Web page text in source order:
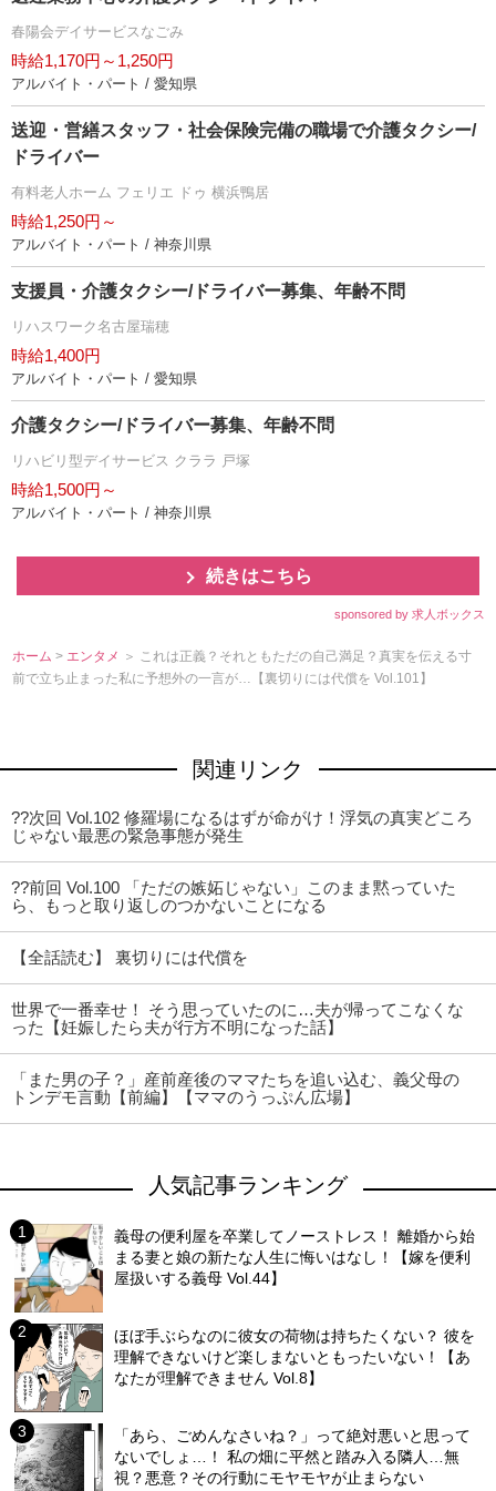
春陽会デイサービスなごみ
時給1,170円～1,250円
アルバイト・パート / 愛知県
送迎・営繕スタッフ・社会保険完備の職場で介護タクシー/
ドライバー
有料老人ホーム フェリエ ドゥ 横浜鴨居
時給1,250円～
アルバイト・パート / 神奈川県
支援員・介護タクシー/ドライバー募集、年齢不問
リハスワーク名古屋瑞穂
時給1,400円
アルバイト・パート / 愛知県
介護タクシー/ドライバー募集、年齢不問
リハビリ型デイサービス クララ 戸塚
時給1,500円～
アルバイト・パート / 神奈川県
続きはこちら
sponsored by 求人ボックス
ホーム > エンタメ ＞ これは正義？それともただの自己満足？真実を伝える寸
前で立ち止まった私に予想外の一言が…【裏切りには代償を Vol.101】
関連リンク
??次回 Vol.102 修羅場になるはずが命がけ！浮気の真実どころ
じゃない最悪の緊急事態が発生
??前回 Vol.100 「ただの嫉妬じゃない」このまま黙っていた
ら、もっと取り返しのつかないことになる
【全話読む】 裏切りには代償を
世界で一番幸せ！ そう思っていたのに…夫が帰ってこなくな
った【妊娠したら夫が行方不明になった話】
「また男の子？」産前産後のママたちを追い込む、義父母の
トンデモ言動【前編】【ママのうっぷん広場】
人気記事ランキング
義母の便利屋を卒業してノーストレス！ 離婚から始
まる妻と娘の新たな人生に悔いはなし！【嫁を便利
屋扱いする義母 Vol.44】
ほぼ手ぶらなのに彼女の荷物は持ちたくない？ 彼を
理解できないけど楽しまないともったいない！【あ
なたが理解できません Vol.8】
「あら、ごめんなさいね？」って絶対悪いと思って
ないでしょ…！ 私の畑に平然と踏み入る隣人…無
視？悪意？その行動にモヤモヤが止まらない